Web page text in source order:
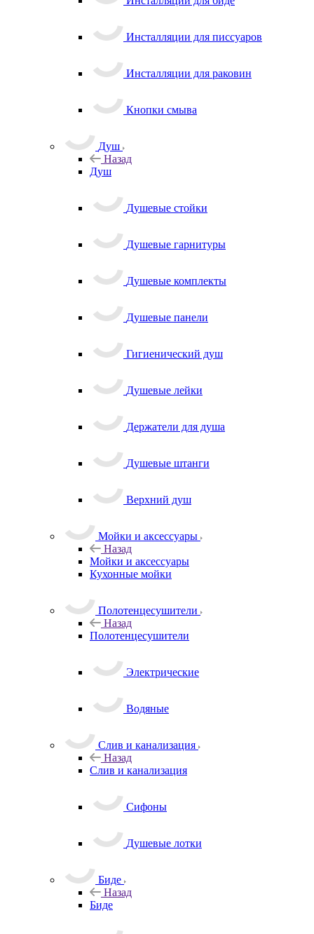
Инсталляции для писсуаров
Инсталляции для раковин
Кнопки смыва
Душ
Назад
Душ
Душевые стойки
Душевые гарнитуры
Душевые комплекты
Душевые панели
Гигиенический душ
Душевые лейки
Держатели для душа
Душевые штанги
Верхний душ
Мойки и аксессуары
Назад
Мойки и аксессуары
Кухонные мойки
Полотенцесушители
Назад
Полотенцесушители
Электрические
Водяные
Слив и канализация
Назад
Слив и канализация
Сифоны
Душевые лотки
Биде
Назад
Биде